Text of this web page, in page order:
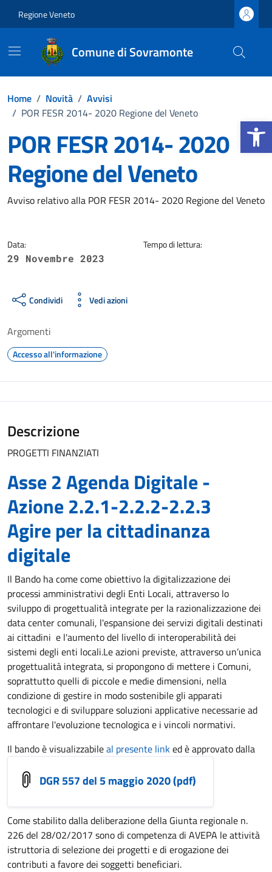
Apri la
Regione Veneto
Comune di Sovramonte
Home / Novità / Avvisi
/ POR FESR 2014- 2020 Regione del Veneto
POR FESR 2014- 2020
Regione del Veneto
Dettagli della notizia
Avviso relativo alla POR FESR 2014- 2020 Regione del Veneto
Data:
29 Novembre 2023
Tempo di lettura:
Condividi Vedi azioni
Argomenti
Accesso all'informazione
Descrizione
PROGETTI FINANZIATI
Asse 2 Agenda Digitale -
Azione 2.2.1-2.2.2-2.2.3
Agire per la cittadinanza
digitale
Il Bando ha come come obiettivo la digitalizzazione dei
processi amministrativi degli Enti Locali, attraverso lo
sviluppo di progettualità integrate per la razionalizzazione dei
data center comunali, l'espansione dei servizi digitali destinati
ai cittadini e l'aumento del livello di interoperabilità dei
sistemi degli enti locali.Le azioni previste, attraverso un’unica
progettualità integrata, si propongono di mettere i Comuni,
soprattutto quelli di piccole e medie dimensioni, nella
condizione di gestire in modo sostenibile gli apparati
tecnologici e di sviluppare soluzioni applicative necessarie ad
affrontare l'evoluzione tecnologica e i vincoli normativi.
Il bando è visualizzabileal presente linked è approvato dalla
DGR 557 del 5 maggio 2020 (pdf)
Come stabilito dalla deliberazione della Giunta regionale n.
226 del 28/02/2017 sono di competenza di AVEPA le attività
istruttoria di selezione dei progetti e di erogazione dei
contributi a favore dei soggetti beneficiari.